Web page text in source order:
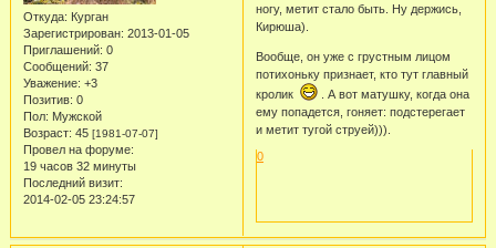
Откуда: Курган
Зарегистрирован: 2013-01-05
Приглашений: 0
Сообщений: 37
Уважение: +3
Позитив: 0
Пол: Мужской
Возраст: 45 [1981-07-07]
Провел на форуме:
19 часов 32 минуты
Последний визит:
2014-02-05 23:24:57
ногу, метит стало быть. Ну держись,
Кирюша).
Вообще, он уже с грустным лицом
потихоньку признает, кто тут главный
кролик
. А вот матушку, когда она
ему попадется, гоняет: подстерегает
и метит тугой струей))).
0